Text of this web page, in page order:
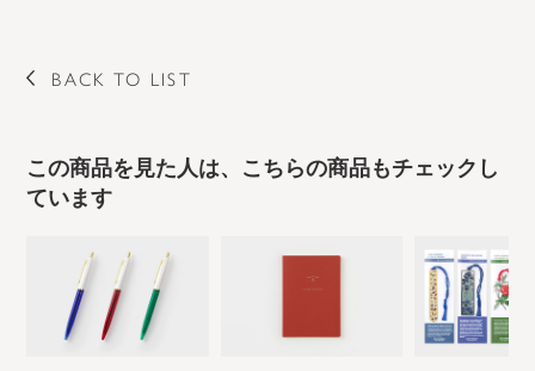
BACK TO LIST
この商品を見た人は、こちらの商品もチェックし
ています